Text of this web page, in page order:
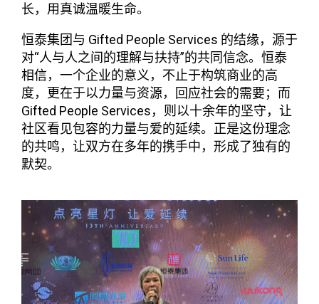
长，用真诚温暖生命。
恒泰集团与 Gifted People Services 的结缘，源于
对“人与人之间的理解与扶持”的共同信念。恒泰
相信，一个企业的意义，不止于构筑商业的高
度，更在于以力量与资源，回应社会的需要；而
Gifted People Services，则以十余年的坚守，让
社区看见包容的力量与爱的延续。正是这份理念
的共鸣，让双方在多年的携手中，形成了独有的
默契。